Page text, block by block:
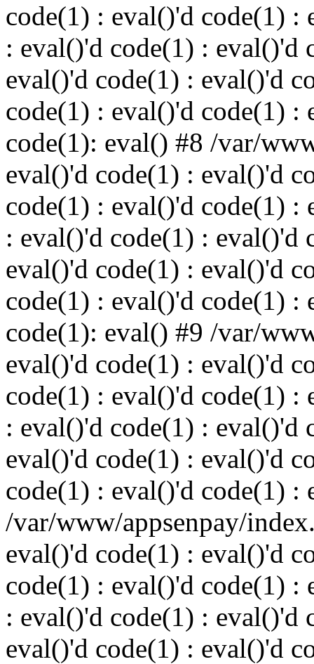
code(1) : eval()'d code(1) :
: eval()'d code(1) : eval()'d
eval()'d code(1) : eval()'d
code(1) : eval()'d code(1) :
code(1): eval() #8 /var/
eval()'d code(1) : eval()'d
code(1) : eval()'d code(1) :
: eval()'d code(1) : eval()'d
eval()'d code(1) : eval()'d
code(1) : eval()'d code(1) :
code(1): eval() #9 /var/
eval()'d code(1) : eval()'d
code(1) : eval()'d code(1) :
: eval()'d code(1) : eval()'d
eval()'d code(1) : eval()'d
code(1) : eval()'d code(1) :
/var/www/appsenpay/
eval()'d code(1) : eval()'d
code(1) : eval()'d code(1) :
: eval()'d code(1) : eval()'d
eval()'d code(1) : eval()'d